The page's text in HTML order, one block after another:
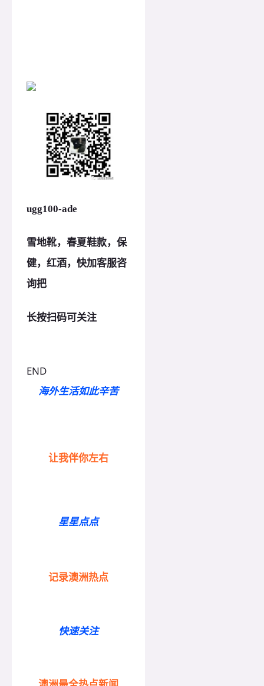
ugg100-ade
雪地靴，春夏鞋款，保
健，红酒，快加客服咨
询把
长按扫码可关注
END
海外生活如此辛苦
让我伴你左右
星星点点
记录澳洲热点
快速关注